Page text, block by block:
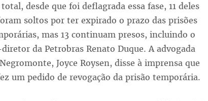
desde que foi deflagrada essa fase, 11 deles
soltos por ter expirado o prazo das prisões
mas 13 continuam presos, incluindo o
da Petrobras Renato Duque. A advogada
Joyce Roysen, disse à imprensa que
um pedido de revogação da prisão temporária.